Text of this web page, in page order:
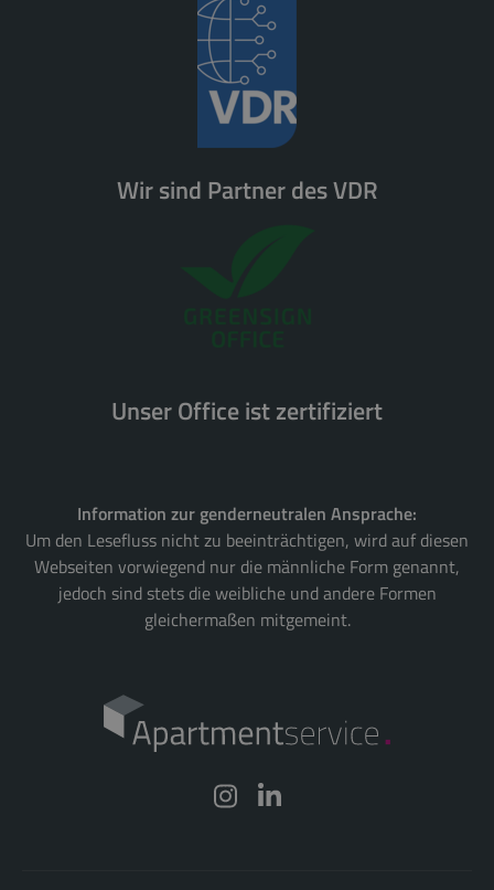
Wir sind Partner des VDR
Unser Office ist zertifiziert
Information zur genderneutralen Ansprache:
Um den Lesefluss nicht zu beeinträchtigen, wird auf diesen
Webseiten vorwiegend nur die männliche Form genannt,
jedoch sind stets die weibliche und andere Formen
gleichermaßen mitgemeint.